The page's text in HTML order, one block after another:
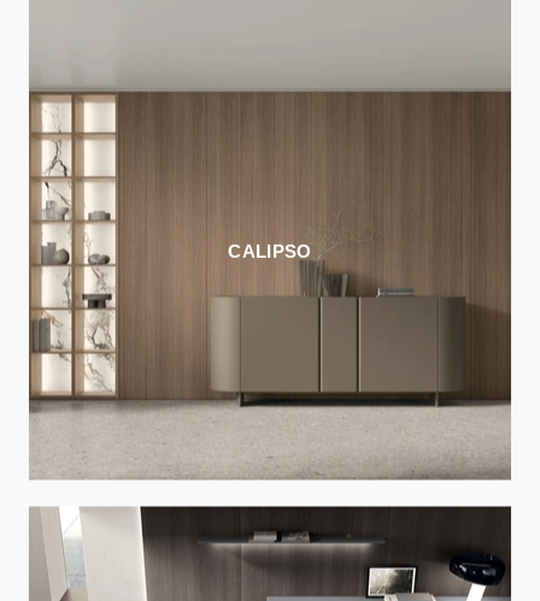
CALIPSO